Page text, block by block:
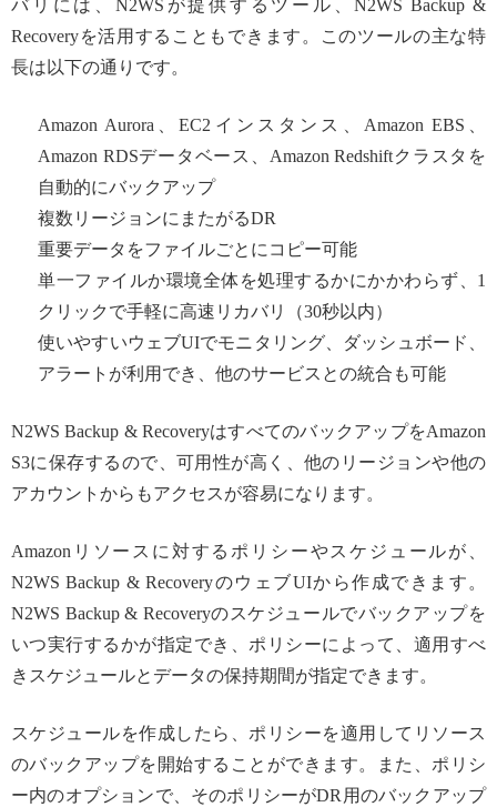
バリには、N2WSが提供するツール、N2WS Backup &
Recoveryを活用することもできます。このツールの主な特
長は以下の通りです。
Amazon Aurora、EC2インスタンス、Amazon EBS、
Amazon RDSデータベース、Amazon Redshiftクラスタを
自動的にバックアップ
複数リージョンにまたがるDR
重要データをファイルごとにコピー可能
単一ファイルか環境全体を処理するかにかかわらず、1
クリックで手軽に高速リカバリ（30秒以内）
使いやすいウェブUIでモニタリング、ダッシュボード、
アラートが利用でき、他のサービスとの統合も可能
N2WS Backup & RecoveryはすべてのバックアップをAmazon
S3に保存するので、可用性が高く、他のリージョンや他の
アカウントからもアクセスが容易になります。
Amazonリソースに対するポリシーやスケジュールが、
N2WS Backup & RecoveryのウェブUIから作成できます。
N2WS Backup & Recoveryのスケジュールでバックアップを
いつ実行するかが指定でき、ポリシーによって、適用すべ
きスケジュールとデータの保持期間が指定できます。
スケジュールを作成したら、ポリシーを適用してリソース
のバックアップを開始することができます。また、ポリシ
ー内のオプションで、そのポリシーがDR用のバックアップ